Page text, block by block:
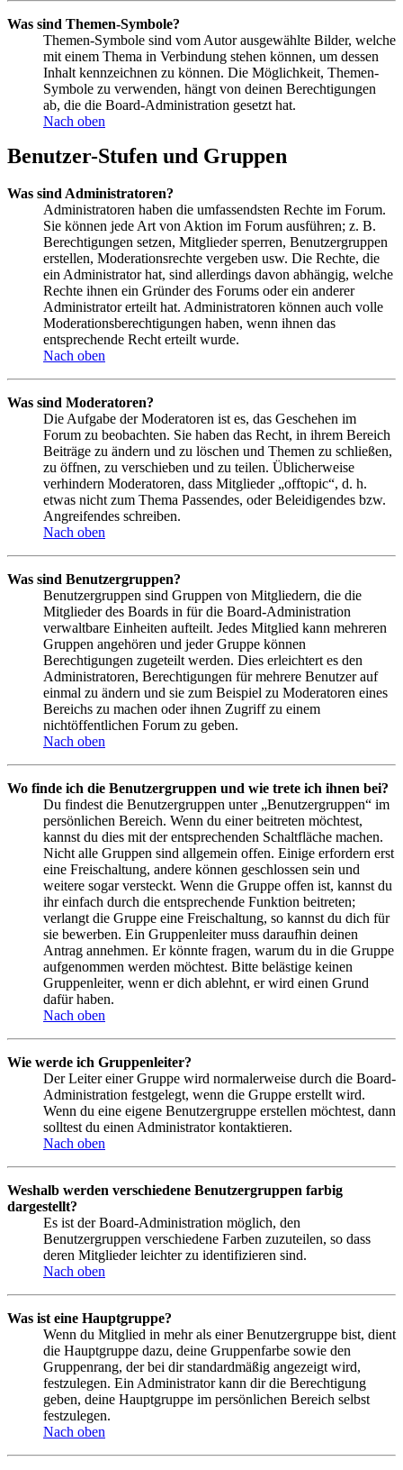
Was sind Themen-Symbole?
Themen-Symbole sind vom Autor ausgewählte Bilder, welche
mit einem Thema in Verbindung stehen können, um dessen
Inhalt kennzeichnen zu können. Die Möglichkeit, Themen-
Symbole zu verwenden, hängt von deinen Berechtigungen
ab, die die Board-Administration gesetzt hat.
Nach oben
Benutzer-Stufen und Gruppen
Was sind Administratoren?
Administratoren haben die umfassendsten Rechte im Forum.
Sie können jede Art von Aktion im Forum ausführen; z. B.
Berechtigungen setzen, Mitglieder sperren, Benutzergruppen
erstellen, Moderationsrechte vergeben usw. Die Rechte, die
ein Administrator hat, sind allerdings davon abhängig, welche
Rechte ihnen ein Gründer des Forums oder ein anderer
Administrator erteilt hat. Administratoren können auch volle
Moderationsberechtigungen haben, wenn ihnen das
entsprechende Recht erteilt wurde.
Nach oben
Was sind Moderatoren?
Die Aufgabe der Moderatoren ist es, das Geschehen im
Forum zu beobachten. Sie haben das Recht, in ihrem Bereich
Beiträge zu ändern und zu löschen und Themen zu schließen,
zu öffnen, zu verschieben und zu teilen. Üblicherweise
verhindern Moderatoren, dass Mitglieder „offtopic“, d. h.
etwas nicht zum Thema Passendes, oder Beleidigendes bzw.
Angreifendes schreiben.
Nach oben
Was sind Benutzergruppen?
Benutzergruppen sind Gruppen von Mitgliedern, die die
Mitglieder des Boards in für die Board-Administration
verwaltbare Einheiten aufteilt. Jedes Mitglied kann mehreren
Gruppen angehören und jeder Gruppe können
Berechtigungen zugeteilt werden. Dies erleichtert es den
Administratoren, Berechtigungen für mehrere Benutzer auf
einmal zu ändern und sie zum Beispiel zu Moderatoren eines
Bereichs zu machen oder ihnen Zugriff zu einem
nichtöffentlichen Forum zu geben.
Nach oben
Wo finde ich die Benutzergruppen und wie trete ich ihnen bei?
Du findest die Benutzergruppen unter „Benutzergruppen“ im
persönlichen Bereich. Wenn du einer beitreten möchtest,
kannst du dies mit der entsprechenden Schaltfläche machen.
Nicht alle Gruppen sind allgemein offen. Einige erfordern erst
eine Freischaltung, andere können geschlossen sein und
weitere sogar versteckt. Wenn die Gruppe offen ist, kannst du
ihr einfach durch die entsprechende Funktion beitreten;
verlangt die Gruppe eine Freischaltung, so kannst du dich für
sie bewerben. Ein Gruppenleiter muss daraufhin deinen
Antrag annehmen. Er könnte fragen, warum du in die Gruppe
aufgenommen werden möchtest. Bitte belästige keinen
Gruppenleiter, wenn er dich ablehnt, er wird einen Grund
dafür haben.
Nach oben
Wie werde ich Gruppenleiter?
Der Leiter einer Gruppe wird normalerweise durch die Board-
Administration festgelegt, wenn die Gruppe erstellt wird.
Wenn du eine eigene Benutzergruppe erstellen möchtest, dann
solltest du einen Administrator kontaktieren.
Nach oben
Weshalb werden verschiedene Benutzergruppen farbig
dargestellt?
Es ist der Board-Administration möglich, den
Benutzergruppen verschiedene Farben zuzuteilen, so dass
deren Mitglieder leichter zu identifizieren sind.
Nach oben
Was ist eine Hauptgruppe?
Wenn du Mitglied in mehr als einer Benutzergruppe bist, dient
die Hauptgruppe dazu, deine Gruppenfarbe sowie den
Gruppenrang, der bei dir standardmäßig angezeigt wird,
festzulegen. Ein Administrator kann dir die Berechtigung
geben, deine Hauptgruppe im persönlichen Bereich selbst
festzulegen.
Nach oben